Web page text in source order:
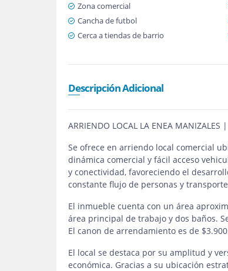
Zona comercial
Cancha de futbol
Cerca a tiendas de barrio
Descripción Adicional
ARRIENDO LOCAL LA ENEA MANIZALES
Se ofrece en arriendo local comercial
dinámica comercial y fácil acceso
y conectividad, favoreciendo el
constante flujo de personas y
El inmueble cuenta con un área
área principal de trabajo y dos baños.
El canon de arrendamiento es de
El local se destaca por su amplitud y
económica. Gracias a su ubicación